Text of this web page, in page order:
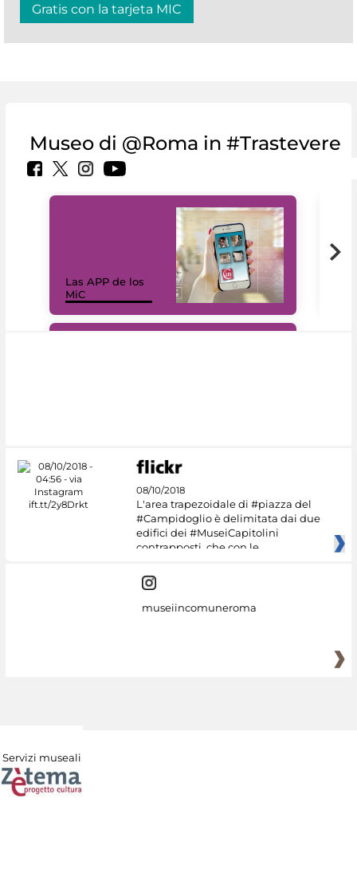
Gratis con la tarjeta MIC
Museo di @Roma in #Trastevere
Las APP de los
MiC
08/10/2018
L'area trapezoidale di #piazza del
#Campidoglio è delimitata dai due
edifici dei #MuseiCapitolini
contrapposti, che con le
museiincomuneroma
Servizi museali